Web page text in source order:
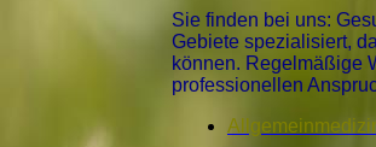
Sie finden bei uns:
Gebiete spezialisiert,
können. Regelmäßige
professionellen